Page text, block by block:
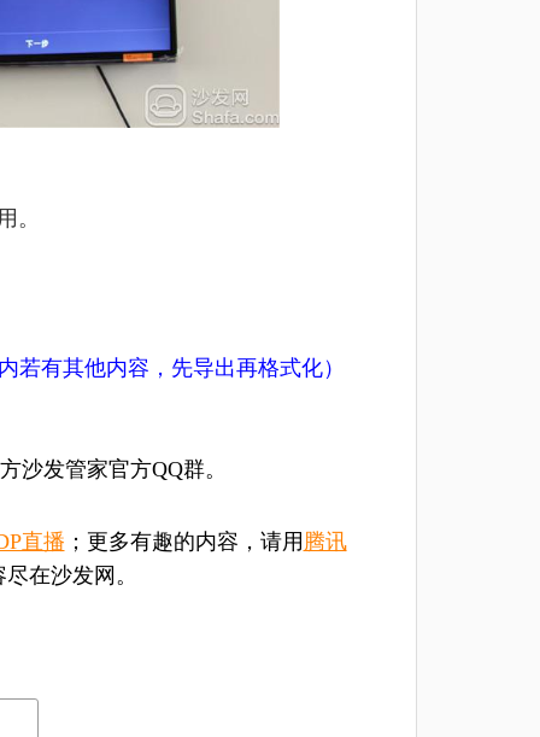
。
若有其他内容，先导出再格式化）
沙发管家官方QQ群。
直播 ；更多有趣的内容，请用 腾讯
在沙发网。